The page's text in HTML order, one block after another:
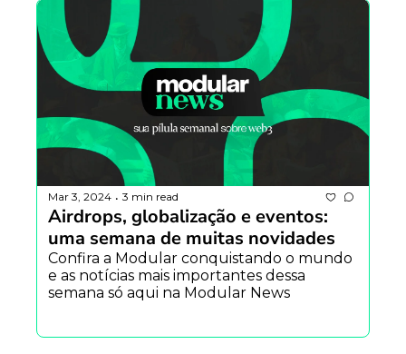
Mar 3, 2024 • 3 min read
Airdrops, globalização e eventos:
Confira a Modular conquistando o mundo
e as notícias mais importantes dessa
semana só aqui na Modular News